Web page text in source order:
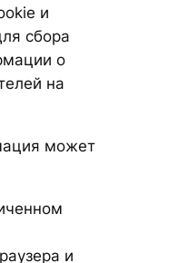
и
сбора
о
на
может
и